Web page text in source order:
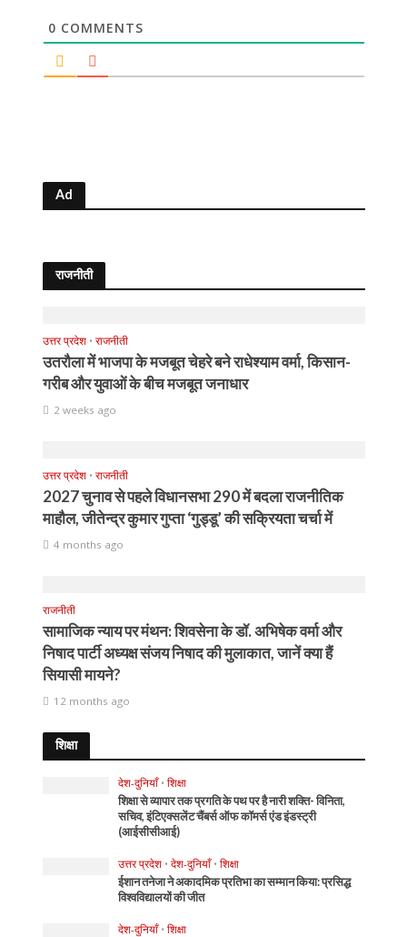
0 COMMENTS
Ad
राजनीती
उत्तर प्रदेश • राजनीती
उतरौला में भाजपा के मजबूत चेहरे बने राधेश्याम वर्मा, किसान-
गरीब और युवाओं के बीच मजबूत जनाधार
2 weeks ago
उत्तर प्रदेश • राजनीती
2027 चुनाव से पहले विधानसभा 290 में बदला राजनीतिक
माहौल, जीतेन्द्र कुमार गुप्ता ‘गुड्डू’ की सक्रियता चर्चा में
4 months ago
राजनीती
सामाजिक न्याय पर मंथन: शिवसेना के डॉ. अभिषेक वर्मा और
निषाद पार्टी अध्यक्ष संजय निषाद की मुलाकात, जानें क्या हैं
सियासी मायने?
12 months ago
शिक्षा
देश-दुनियाँ • शिक्षा
शिक्षा से व्यापार तक प्रगति के पथ पर है नारी शक्ति- विनिता,
सचिव, इंटिएक्सलेंट चैंबर्स ऑफ कॉमर्स एंड इंडस्ट्री
(आईसीसीआई)
उत्तर प्रदेश • देश-दुनियाँ • शिक्षा
ईशान तनेजा ने अकादमिक प्रतिभा का सम्मान किया: प्रसिद्ध
विश्वविद्यालयों की जीत
देश-दुनियाँ • शिक्षा